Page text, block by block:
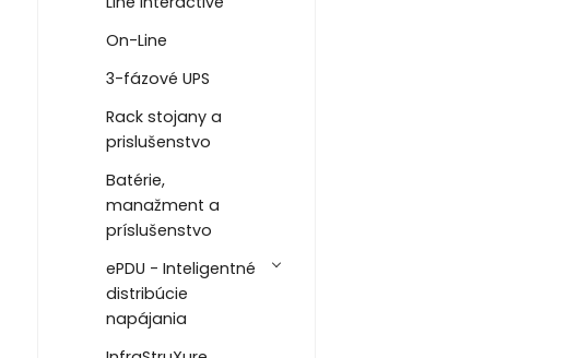
On-Line
3-fázové UPS
Rack stojany a
prislušenstvo
Batérie,
manažment a
príslušenstvo
ePDU - Inteligentné
distribúcie
napájania